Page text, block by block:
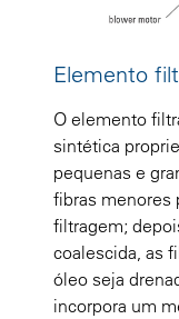
Elemento
O elemento
sintética
pequenas e
fibras menores
filtragem;
coalescida, as
óleo seja
incorpora um